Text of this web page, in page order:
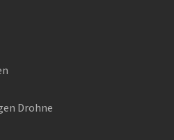
Drohne